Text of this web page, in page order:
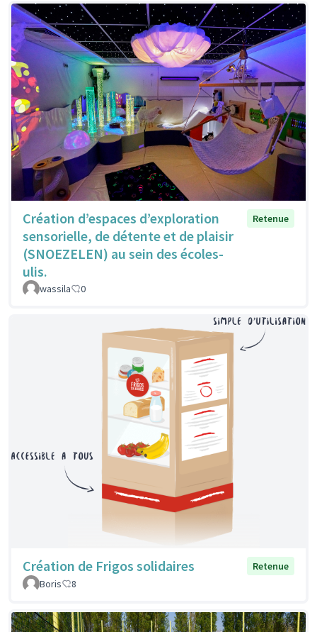
Création d’espaces d’exploration
sensorielle, de détente et de plaisir
(SNOEZELEN) au sein des écoles-
ulis.
Retenue
wassila 0
Création de Frigos solidaires
Retenue
Boris
8